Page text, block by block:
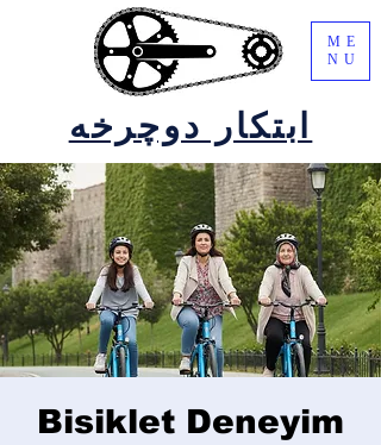
ابتکار دوچرخه
ME
NU
Bisiklet Deneyim